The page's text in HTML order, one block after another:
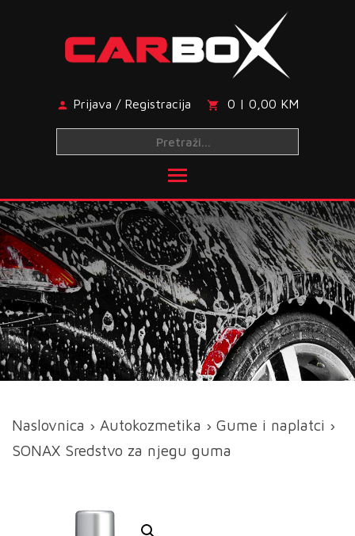
Prijava / Registracija 0 | 0,00 KM
Naslovnica › Autokozmetika › Gume i naplatci ›
SONAX Sredstvo za njegu guma